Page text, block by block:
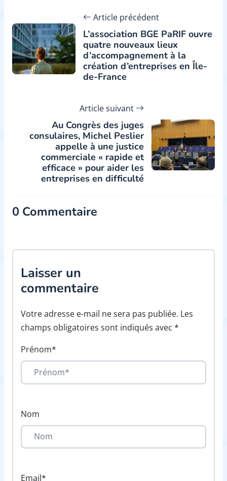
Article précédent
L’association BGE PaRIF ouvre
quatre nouveaux lieux
d’accompagnement à la
création d’entreprises en Île-
de-France
Article suivant
Au Congrès des juges
consulaires, Michel Peslier
appelle à une justice
commerciale « rapide et
efficace » pour aider les
entreprises en difficulté
0 Commentaire
Laisser un
commentaire
Votre adresse e-mail ne sera pas publiée. Les
champs obligatoires sont indiqués avec *
Prénom*
Nom
Email*